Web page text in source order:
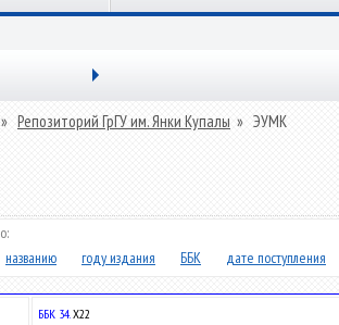
» Репозиторий ГрГУ им. Янки Купалы » ЭУМК
названию году издания ББК дате поступления
ББК 34.Х22